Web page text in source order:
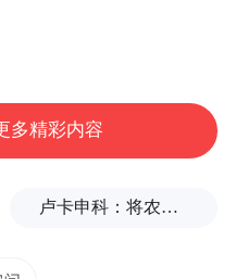
多精彩内容
卢卡申科：将农忙季节不好好干活的人都发配边疆充军！